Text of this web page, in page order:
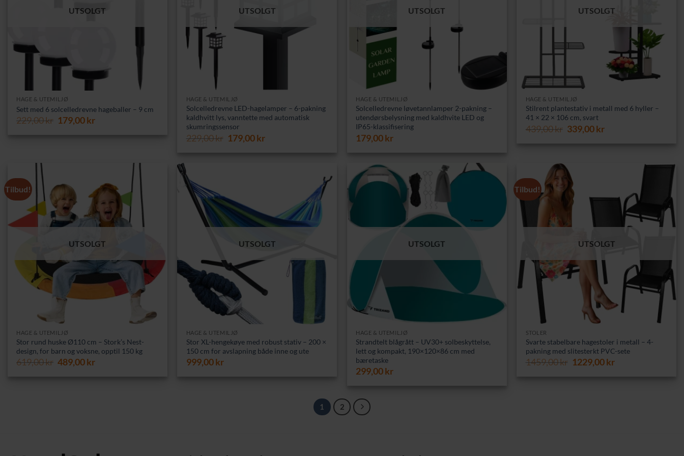
UTSOLGT
HAGE & UTEMILJØ
Sett med 6 solcelledrevne hageballer – 9 cm
229,00kr Opprinnelig
179,00krNåværende
UTSOLGT
HAGE & UTEMILJØ
Solcelledrevne LED-hagelamper – 6-pakning
kaldhvitt lys, vanntette med automatisk
skumringssensor
229,00kr Opprinnelig
179,00krNåværende
UTSOLGT
HAGE & UTEMILJØ
Solcelledrevne løvetannlamper 2-pakning –
utendørsbelysning med kaldhvite LED og
IP65-klassifisering
179,00kr
UTSOLGT
HAGE & UTEMILJØ
Stilrent plante­stativ i metall med 6 hyller –
41 × 22 × 106 cm, svart
439,00kr Opprinnelig
339,00krNåværende
Tilbud!
UTSOLGT
HAGE & UTEMILJØ
Stor rund huske Ø110 cm – Stork’s Nest-
design, for barn og voksne, opptil 150 kg
619,00kr Opprinnelig
489,00krNåværende
UTSOLGT
HAGE & UTEMILJØ
Stor XL-hengekøye med robust stativ – 200 ×
150 cm for avslapning både inne og ute
999,00kr
UTSOLGT
HAGE & UTEMILJØ
Strandtelt blågrått – UV30+ solbeskyttelse,
lett og kompakt, 190×120×86 cm med
bæretaske
299,00kr
Tilbud!
UTSOLGT
STOLER
Svarte stabelbare hage­stoler i metall – 4-
pakning med slitesterkt PVC-sete
1459,00kr Opprinnelig
1229,00krNåværende
1 2